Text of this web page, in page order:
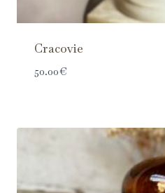
Cracovie
50.00€